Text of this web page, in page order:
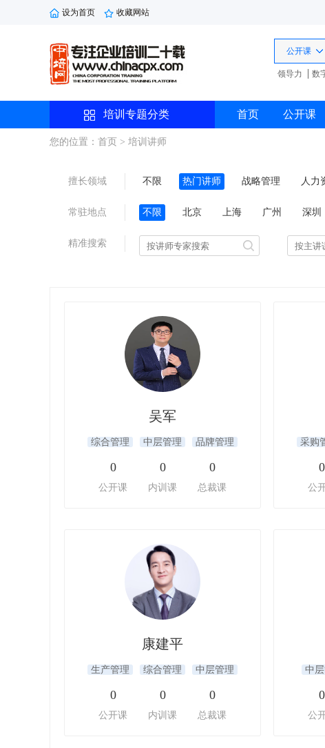
设为首页 收藏网站
公开课
领导力 数
培训专题分类 首页 公开课
您的位置：首页 > 培训讲师
擅长领域 不限 热门讲师 战略管理 人力
常驻地点 不限 北京 上海 广州 深圳
精准搜索
吴军
综合管理 中层管理 品牌管理
0
公开课
0
内训课
0
总裁课
采购
0
公
康建平
生产管理 综合管理 中层管理
0
公开课
0
内训课
0
总裁课
中
0
公